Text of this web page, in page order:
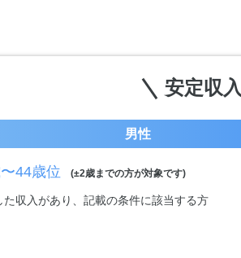
安定収
男性
44歳位 (±2歳までの方が対象です)
た収入があり、記載の条件に該当する方